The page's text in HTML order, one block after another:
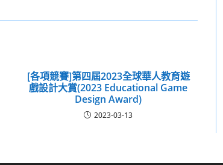
[各項競賽]第四屆2023全球華人教育遊
戲設計大賞(2023 Educational Game
Design Award)
2023-03-13